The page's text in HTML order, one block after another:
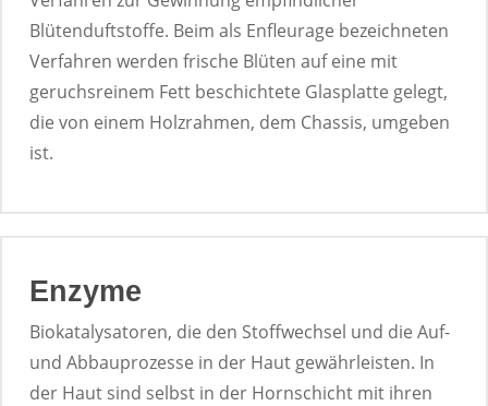
Blütenduftstoffe. Beim als Enfleurage bezeichneten
Verfahren werden frische Blüten auf eine mit
geruchsreinem Fett beschichtete Glasplatte gelegt,
die von einem Holzrahmen, dem Chassis, umgeben
ist.
Enzyme
Biokatalysatoren, die den Stoffwechsel und die Auf-
und Abbauprozesse in der Haut gewährleisten. In
der Haut sind selbst in der Hornschicht mit ihren